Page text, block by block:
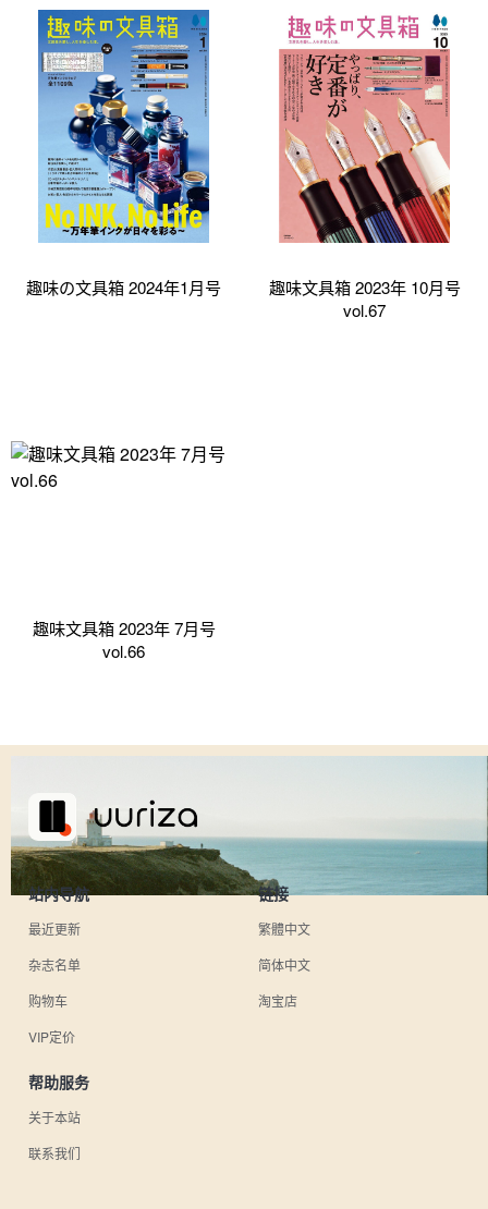
趣味の文具箱 2024年1月号
趣味文具箱 2023年 10月号
vol.67
趣味文具箱 2023年 7月号
vol.66
站内导航
最近更新
杂志名单
购物车
VIP定价
链接
繁體中文
简体中文
淘宝店
帮助服务
关于本站
联系我们